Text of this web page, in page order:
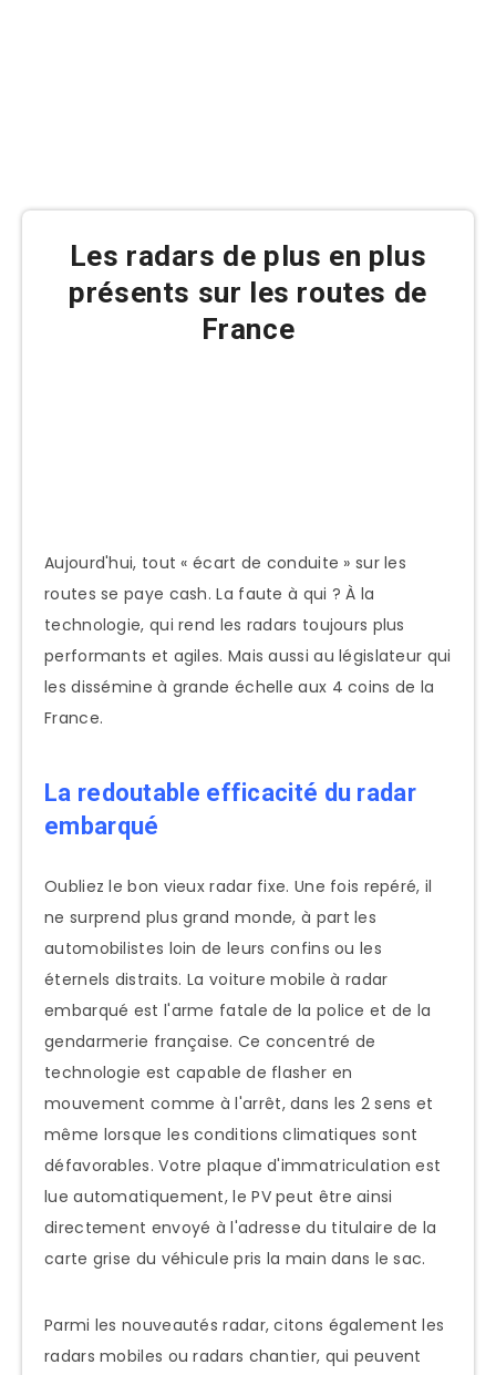
Les radars de plus en plus
présents sur les routes de
France
Aujourd'hui, tout « écart de conduite » sur les
routes se paye cash. La faute à qui ? À la
technologie, qui rend les radars toujours plus
performants et agiles. Mais aussi au législateur qui
les dissémine à grande échelle aux 4 coins de la
France.
La redoutable efficacité du radar
embarqué
Oubliez le bon vieux radar fixe. Une fois repéré, il
ne surprend plus grand monde, à part les
automobilistes loin de leurs confins ou les
éternels distraits. La voiture mobile à radar
embarqué est l'arme fatale de la police et de la
gendarmerie française. Ce concentré de
technologie est capable de flasher en
mouvement comme à l'arrêt, dans les 2 sens et
même lorsque les conditions climatiques sont
défavorables. Votre plaque d'immatriculation est
lue automatiquement, le PV peut être ainsi
directement envoyé à l'adresse du titulaire de la
carte grise du véhicule pris la main dans le sac.
Parmi les nouveautés radar, citons également les
radars mobiles ou radars chantier, qui peuvent